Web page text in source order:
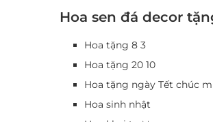
Hoa sen đá decor
Hoa tặng 8 3
Hoa tặng 20 10
Hoa tặng ngày Tết chúc
Hoa sinh nhật